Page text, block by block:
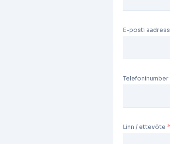
E-posti aadress
Telefoninumber
Linn / ettevõte